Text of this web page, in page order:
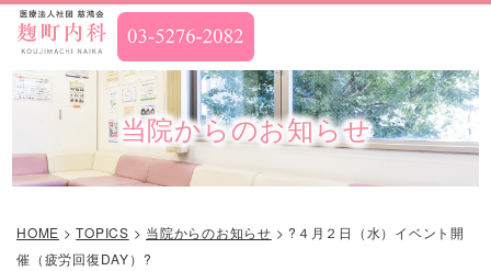
当院からのお知らせ
HOME >TOPICS > 当院からのお知らせ > ?４月２日（水）イベント開
催（疲労回復DAY）?